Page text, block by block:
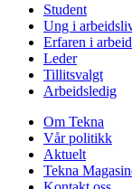
Student
Ung i
Erfaren i
Leder
Tillitsvalgt
Arbeidsledig
Om Tekna
Vår politikk
Aktuelt
Tekna